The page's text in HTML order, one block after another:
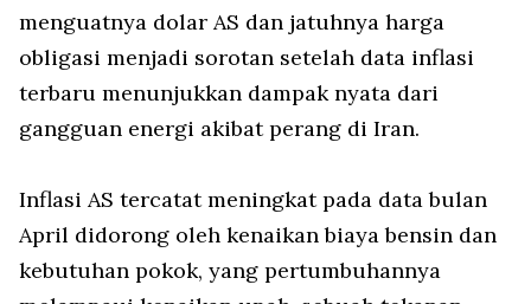
menguatnya dolar AS dan jatuhnya harga
obligasi menjadi sorotan setelah data inflasi
terbaru menunjukkan dampak nyata dari
gangguan energi akibat perang di Iran.
Inflasi AS tercatat meningkat pada data bulan
April didorong oleh kenaikan biaya bensin dan
kebutuhan pokok, yang pertumbuhannya